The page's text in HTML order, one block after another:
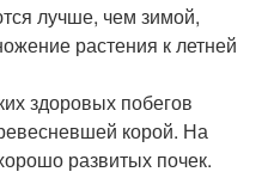
лучше, чем зимой,
растения к летней
здоровых побегов
корой. На
развитых почек.